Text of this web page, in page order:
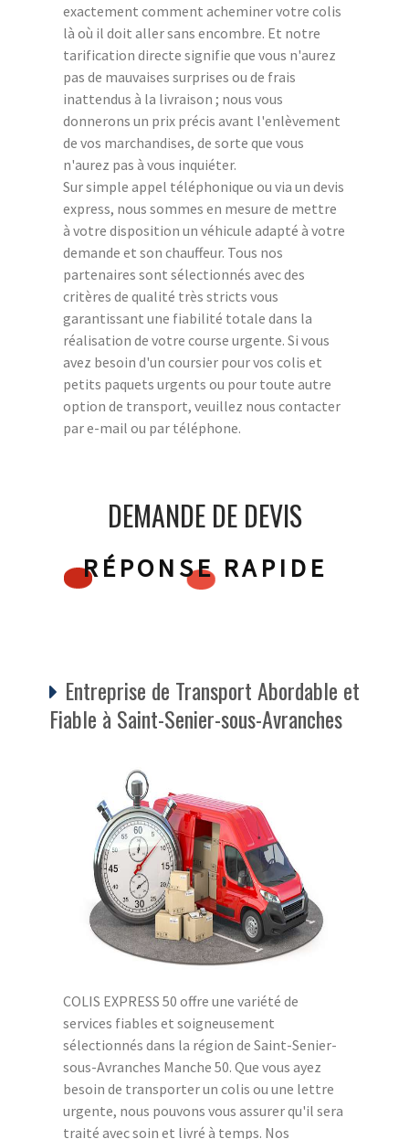
exactement comment acheminer votre colis
là où il doit aller sans encombre. Et notre
tarification directe signifie que vous n'aurez
pas de mauvaises surprises ou de frais
inattendus à la livraison ; nous vous
donnerons un prix précis avant l'enlèvement
de vos marchandises, de sorte que vous
n'aurez pas à vous inquiéter.
Sur simple appel téléphonique ou via un devis
express, nous sommes en mesure de mettre
à votre disposition un véhicule adapté à votre
demande et son chauffeur. Tous nos
partenaires sont sélectionnés avec des
critères de qualité très stricts vous
garantissant une fiabilité totale dans la
réalisation de votre course urgente. Si vous
avez besoin d'un coursier pour vos colis et
petits paquets urgents ou pour toute autre
option de transport, veuillez nous contacter
par e-mail ou par téléphone.
DEMANDE DE DEVIS
RÉPONSE RAPIDE
Entreprise de Transport Abordable et
Fiable à Saint-Senier-sous-Avranches
COLIS EXPRESS 50 offre une variété de
services fiables et soigneusement
sélectionnés dans la région de Saint-Senier-
sous-Avranches Manche 50. Que vous ayez
besoin de transporter un colis ou une lettre
urgente, nous pouvons vous assurer qu'il sera
traité avec soin et livré à temps. Nos